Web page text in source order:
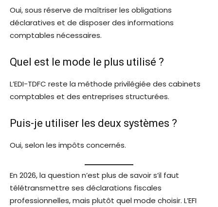
Oui, sous réserve de maîtriser les obligations
déclaratives et de disposer des informations
comptables nécessaires.
Quel est le mode le plus utilisé ?
L’EDI-TDFC reste la méthode privilégiée des cabinets
comptables et des entreprises structurées.
Puis-je utiliser les deux systèmes ?
Oui, selon les impôts concernés.
En 2026, la question n’est plus de savoir s’il faut
télétransmettre ses déclarations fiscales
professionnelles, mais plutôt quel mode choisir. L’EFI